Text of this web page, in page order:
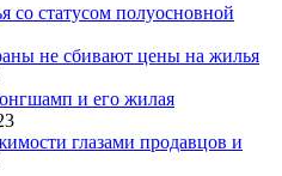
со статусом полуосновной
не сбивают цены на жилья
и его жилая
глазами продавцов и